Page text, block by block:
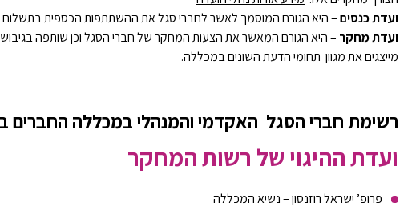
ועדת כנסים– היא הגורם המוסמך לאשר לחברי סגל את ההשתתפות הכספית בתשלום
ועדת מחקר – היא הגורם המאשר את הצעות המחקר של חברי הסגל וכן שותפה בגיבוש
מייצגים את מגוון תחומי הדעת השונים במכללה.
רשימת חברי הסגל האקדמי והמנהלי במכללה החברים
ועדת ההיגוי של רשות המחקר
פרופ’ ישראל רוזנסון – נשיא המכללה